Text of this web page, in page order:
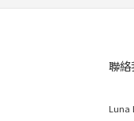
聯絡
Luna